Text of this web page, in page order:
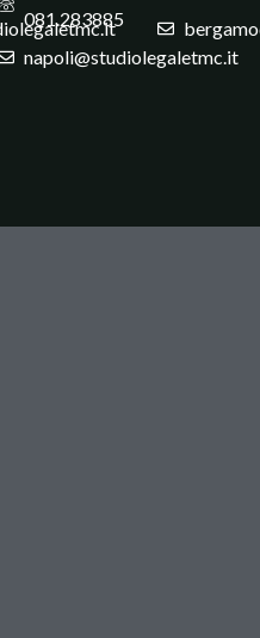
081.283885
napoli@studiolegaletmc.it